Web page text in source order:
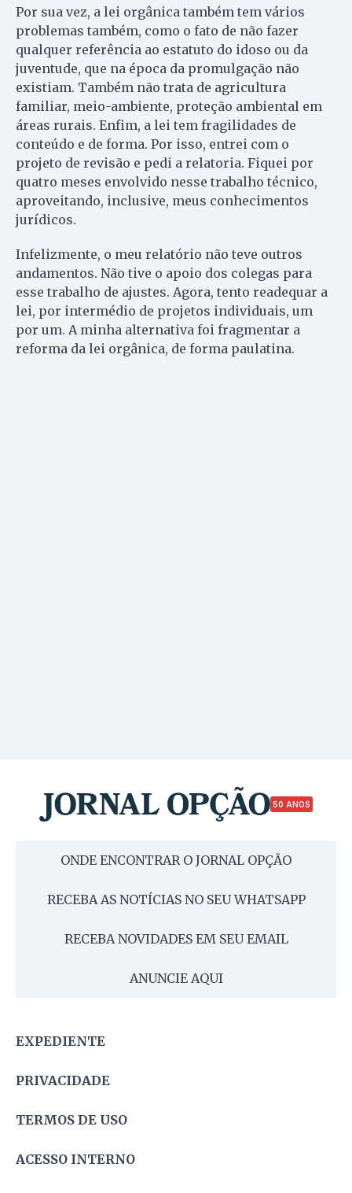
Por sua vez, a lei orgânica também tem vários
problemas também, como o fato de não fazer
qualquer referência ao estatuto do idoso ou da
juventude, que na época da promulgação não
existiam. Também não trata de agricultura
familiar, meio-ambiente, proteção ambiental em
áreas rurais. Enfim, a lei tem fragilidades de
conteúdo e de forma. Por isso, entrei com o
projeto de revisão e pedi a relatoria. Fiquei por
quatro meses envolvido nesse trabalho técnico,
aproveitando, inclusive, meus conhecimentos
jurídicos.
Infelizmente, o meu relatório não teve outros
andamentos. Não tive o apoio dos colegas para
esse trabalho de ajustes. Agora, tento readequar a
lei, por intermédio de projetos individuais, um
por um. A minha alternativa foi fragmentar a
reforma da lei orgânica, de forma paulatina.
50 ANOS
ONDE ENCONTRAR O JORNAL OPÇÃO
RECEBA AS NOTÍCIAS NO SEU WHATSAPP
RECEBA NOVIDADES EM SEU EMAIL
ANUNCIE AQUI
EXPEDIENTE
PRIVACIDADE
TERMOS DE USO
ACESSO INTERNO